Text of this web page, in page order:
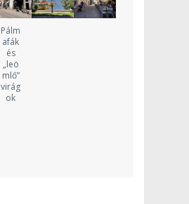
Pálm
afák
és
„leö
mlő”
virág
ok